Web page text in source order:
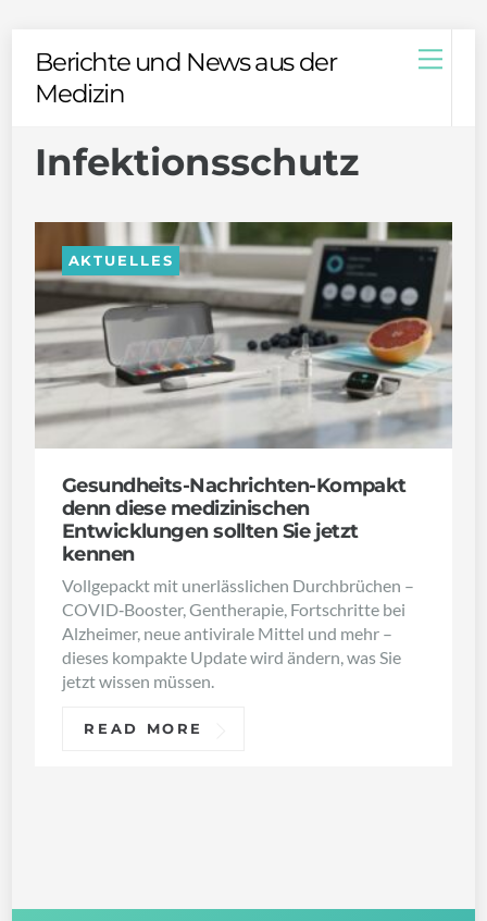
Berichte und News aus der
Medizin
Infektionsschutz
Gesundheits-Nachrichten-Kompakt
denn diese medizinischen
Entwicklungen sollten Sie jetzt
kennen
AKTUELLES
Vollgepackt mit unerlässlichen Durchbrüchen –
COVID‑Booster, Gentherapie, Fortschritte bei
Alzheimer, neue antivirale Mittel und mehr –
dieses kompakte Update wird ändern, was Sie
jetzt wissen müssen.
READ MORE